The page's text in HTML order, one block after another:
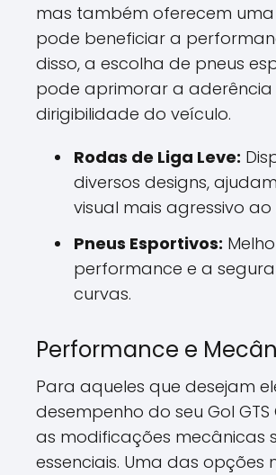
mas também oferecem
pode beneficiar a
disso, a escolha de pneus
pode aprimorar a aderência
dirigibilidade do veículo.
Rodas de Liga Leve:
diversos designs,
visual mais agressivo
Pneus Esportivos:
performance e a
curvas.
Performance e
Para aqueles que desejam
desempenho do seu Gol
as modificações mecânicas
essenciais. Uma das opções